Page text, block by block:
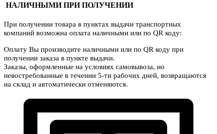
НАЛИЧНЫМИ ПРИ ПОЛУЧЕНИИ
При получении товара в пунктах выдачи транспортных
компаний возможна оплата наличными или по QR коду:
Оплату Вы производите наличными или по QR коду при
получении заказа в пункте выдачи.
Заказы, оформленные на условиях самовывоза, но
невостребованные в течении 5-ти рабочих дней, возвращаются
на склад и автоматически отменяются.